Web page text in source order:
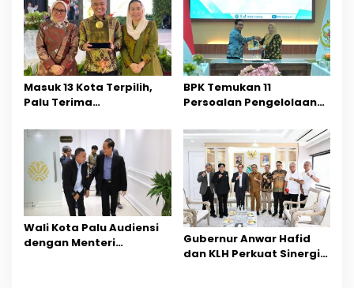
Masuk 13 Kota Terpilih,
Palu Terima
Pengelolaan Kebersihan
dari KLH
BPK Temukan 11
Persoalan Pengelolaan
Wali Kota Palu Audiensi
dengan Menteri
Gubernur Anwar Hafid
dan KLH Perkuat Sinergi